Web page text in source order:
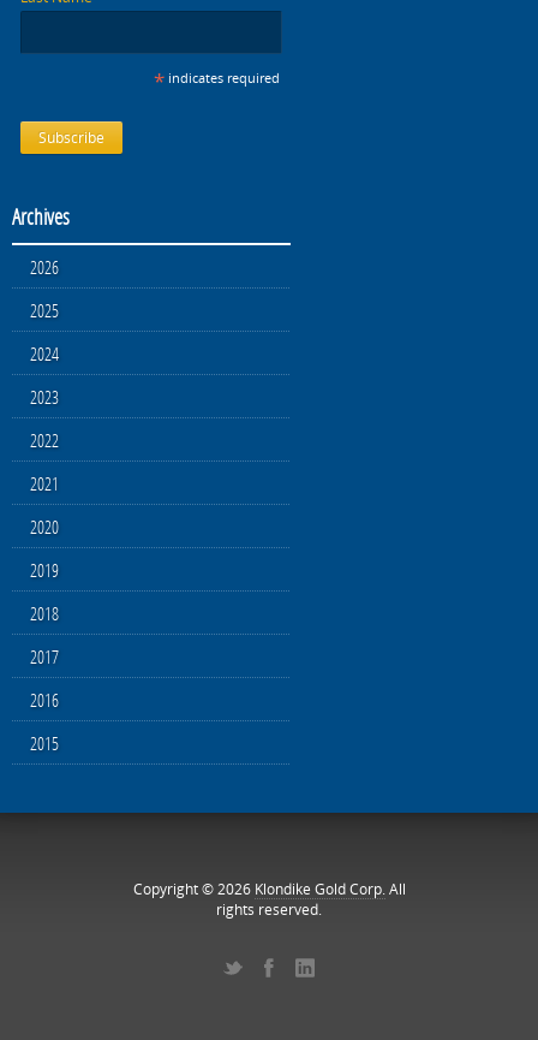
* indicates required
Archives
2026
2025
2024
2023
2022
2021
2020
2019
2018
2017
2016
2015
Copyright © 2026 Klondike Gold Corp.All
rights reserved.